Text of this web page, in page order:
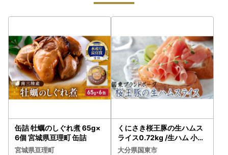
缶詰 牡蠣のしぐれ煮 65g×
6個 宮城県亘理町 缶詰
宮城県亘理町
くにさき桜王豚の生ハムス
ライス0.72kg /生ハム 小分
け 生ハム 豚 生ハム_1140R
大分県国東市